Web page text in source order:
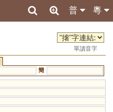
粵
普
單讀音字
簡